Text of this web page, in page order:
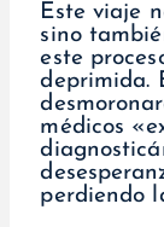
Este viaje
sino
este
deprimida.
médicos
perdiendo